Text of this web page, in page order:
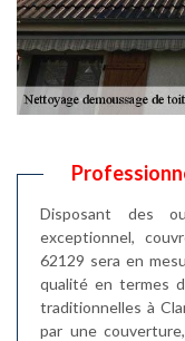
Disposant des
exceptionnel,
62129 sera en
qualité en termes
traditionnelles à
par une